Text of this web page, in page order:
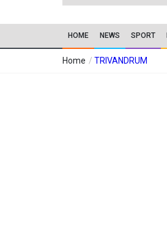
HOME NEWS SPORT
Home / TRIVANDRUM